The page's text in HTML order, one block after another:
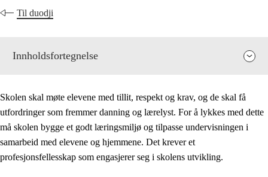
Til duodji
Innholdsfortegnelse
Skolen skal møte elevene med tillit, respekt og krav, og de skal få
utfordringer som fremmer danning og lærelyst. For å lykkes med dette
må skolen bygge et godt læringsmiljø og tilpasse undervisningen i
samarbeid med elevene og hjemmene. Det krever et
profesjonsfellesskap som engasjerer seg i skolens utvikling.